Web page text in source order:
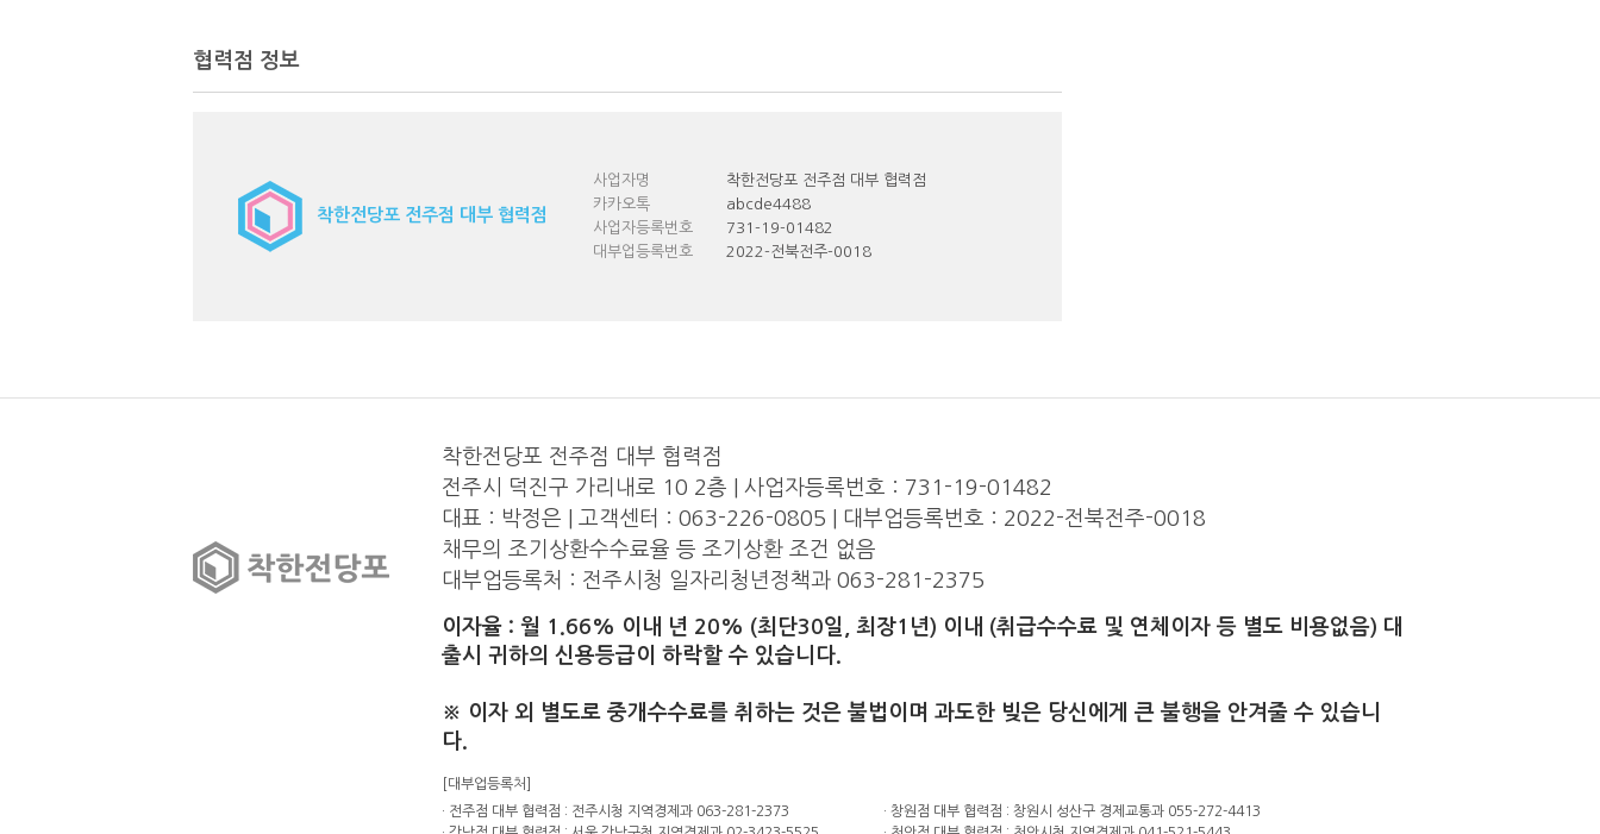
협력점 정보
착한전당포 전주점 대부 협력점
사업자명
착한전당포 전주점 대부 협력점
카카오톡
abcde4488
사업자등록번호
731-19-01482
대부업등록번호
2022-전북전주-0018
착한전당포 전주점 대부 협력점
전주시 덕진구 가리내로 10 2층 | 사업자등록번호 : 731-19-01482
대표 : 박정은 | 고객센터 : 063-226-0805 | 대부업등록번호 : 2022-전북전주-0018
채무의 조기상환수수료율 등 조기상환 조건 없음
대부업등록처 : 전주시청 일자리청년정책과 063-281-2375
이자율 : 월 1.66% 이내 년 20% (최단30일, 최장1년) 이내 (취급수수료 및 연체이자 등 별도 비용없음) 대
출시 귀하의 신용등급이 하락할 수 있습니다.
※ 이자 외 별도로 중개수수료를 취하는 것은 불법이며 과도한 빚은 당신에게 큰 불행을 안겨줄 수 있습니
다.
[대부업등록처]
· 전주점 대부 협력점 : 전주시청 지역경제과 063-281-2373
· 창원점 대부 협력점 : 창원시 성산구 경제교통과 055-272-4413